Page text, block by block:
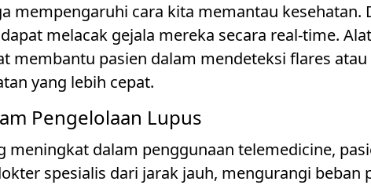
mempengaruhi cara kita memantau kesehatan.
melacak gejala mereka secara real-time.
membantu pasien dalam mendeteksi flares
yang lebih cepat.
Pengelolaan Lupus
meningkat dalam penggunaan telemedicine,
spesialis dari jarak jauh, mengurangi beban